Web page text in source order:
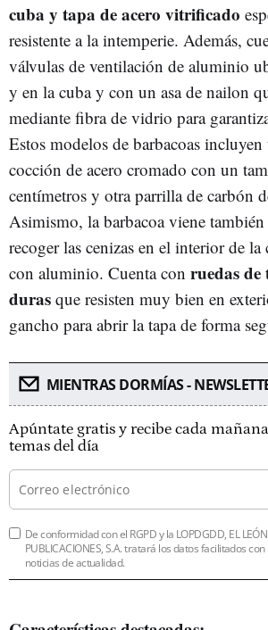
cuba y tapa de acero vitrificado
resistente a la intemperie. Además,
válvulas de ventilación de aluminio
y en la cuba y con un asa de nailon
mediante fibra de vidrio para
Estos modelos de barbacoas
cocción de acero cromado con un
centímetros y otra parrilla de carbón
Asimismo, la barbacoa viene
recoger las cenizas en el interior de la
con aluminio. Cuenta con ruedas de
duras que resisten muy bien en
gancho para abrir la tapa de forma
MIENTRAS DORMÍAS -
Apúntate gratis y recibe cada
temas del día
De conformidad con el RGPD y la LOPDGDD, EL
PUBLICACIONES, S.A. tratará los datos facilitados
noticias de actualidad.